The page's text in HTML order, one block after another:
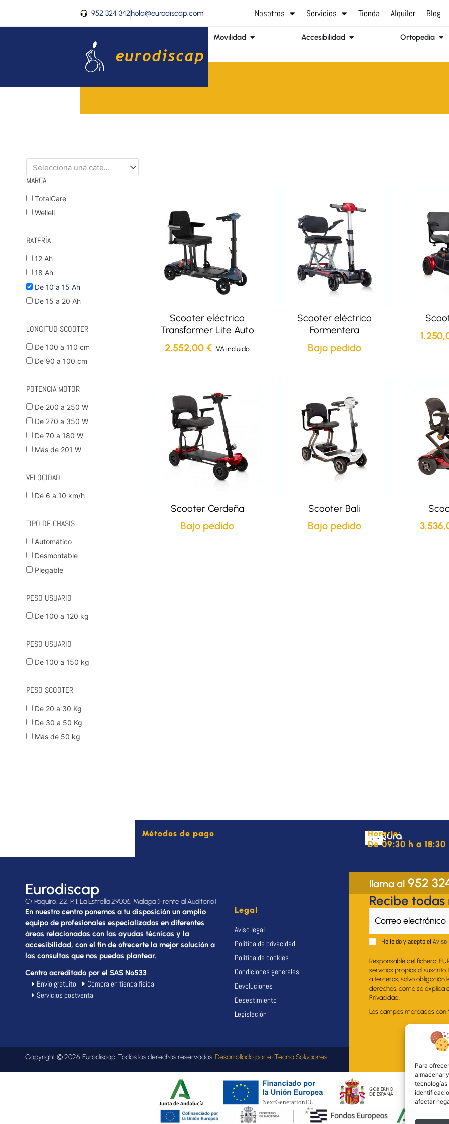
Para
almacenar
tecnologías
afectar
contenido
952 324 342hola@eurodiscap.com Nosotros Servicios Tienda Alquiler Blog
Movilidad Abrir Movilidad Accesibilidad Abrir AccesibilidadOrtopedia
Selecciona una categoría
MARCA
TotalCare
Wellell
BATERÍA
12 Ah
18 Ah
De 10 a 15 Ah
De 15 a 20 Ah
LONGITUD SCOOTER
De 100 a 110 cm
De 90 a 100 cm
POTENCIA MOTOR
De 200 a 250 W
De 270 a 350 W
De 70 a 180 W
Más de 201 W
VELOCIDAD
De 6 a 10 km/h
TIPO DE CHASIS
Automático
Desmontable
Plegable
PESO USUARIO
De 100 a 120 kg
PESO USUARIO
De 100 a 150 kg
PESO SCOOTER
De 20 a 30 Kg
De 30 a 50 Kg
Más de 50 kg
Scooter eléctrico
Transformer Lite Auto
2.552,00€ IVA incluido
Scooter eléctrico
Formentera
Bajo pedido
Scooter Cerdeña
Bajo pedido
Scooter Bali
Bajo pedido
Métodos de pago Horario:
De 09:30 h a 18:30
Eurodiscap
C/ Paquiro, 22, P. I. La Estrella 29006, Málaga (Frente al Auditorio)
En nuestro centro ponemos a tu disposición un amplio
equipo de profesionales especializados en diferentes
áreas relacionadas con las ayudas técnicas y la
accesibilidad, con el fin de ofrecerte la mejor solución a
las consultas que nos puedas plantear.
Centro acreditado por el SAS Nº533
Envío gratuito
Compra en tienda física
Servicios postventa
Legal
Aviso legal
Política de privacidad
Política de cookies
Condiciones generales
Devoluciones
Desestimiento
Legislación
llama al952
Recibe
He leido y acepto el Aviso
Responsable del fichero:
servicios propios al
a terceros, salvo obligación
derechos, como se explica
Privacidad.
Los campos marcados con
Copyright © 2026. Eurodiscap. Todos los derechos reservados.Desarrollado pore-Tecnia Soluciones